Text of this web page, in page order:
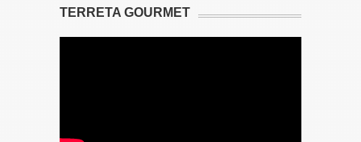
TERRETA GOURMET